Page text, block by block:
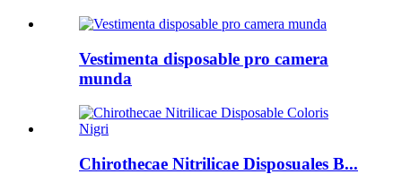
Vestimenta disposable pro camera
munda
Chirothecae Nitrilicae Disposuales B...